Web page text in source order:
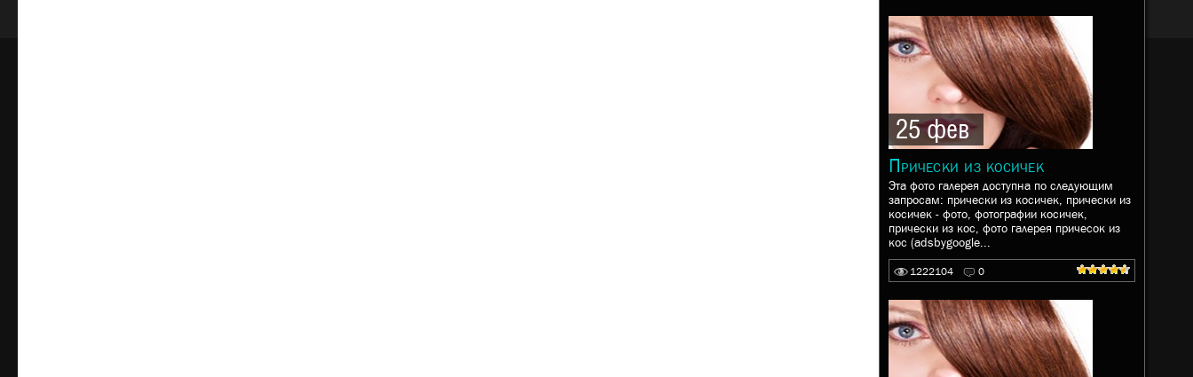
25 фев
Прически из косичек
Эта фото галерея доступна по следующим
запросам: прически из косичек, прически из
косичек - фото, фотографии косичек,
прически из кос, фото галерея причесок из
кос (adsbygoogle...
1222104 0